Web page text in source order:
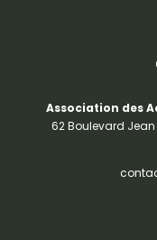
Association des
62 Boulevard